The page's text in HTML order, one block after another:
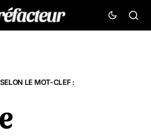
LE MOT-CLEF :